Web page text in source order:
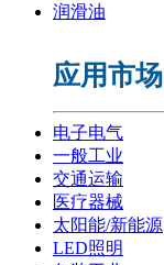
润滑油
应用市场
电子电气
一般工业
交通运输
医疗器械
太阳能/新能源
LED照明